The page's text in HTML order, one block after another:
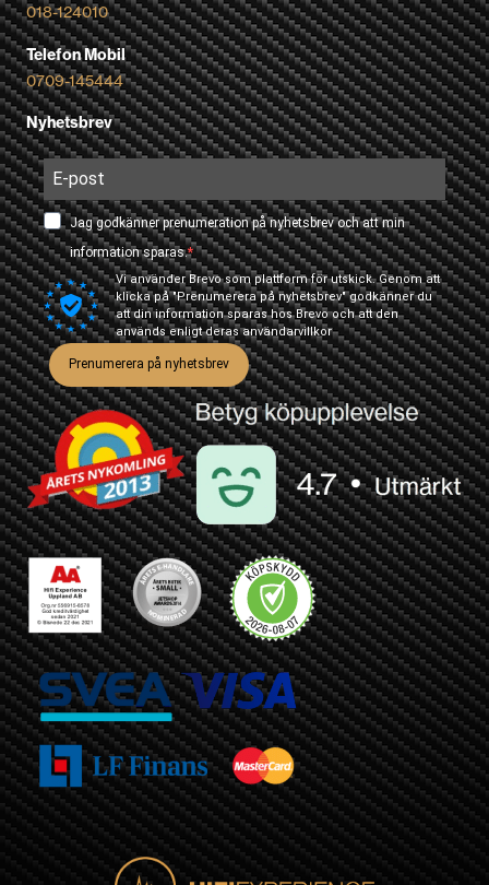
018-124010
Telefon Mobil
0709-145444
Nyhetsbrev
Jag godkänner prenumeration på nyhetsbrev och att min
information sparas.
Vi använder Brevo som plattform för utskick. Genom att
klicka på "Prenumerera på nyhetsbrev" godkänner du
att din information sparas hos Brevo och att den
används enligt derasanvändarvillkor
Prenumerera på nyhetsbrev